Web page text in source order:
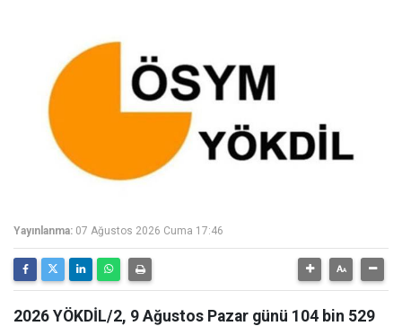
Yayınlanma: 07 Ağustos 2026 Cuma 17:46
2026 YÖKDİL/2, 9 Ağustos Pazar günü 104 bin 529